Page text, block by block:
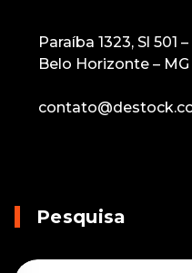
Paraíba 1323, Sl 501
Belo Horizonte – MG
Pesquisa
Pesquisar